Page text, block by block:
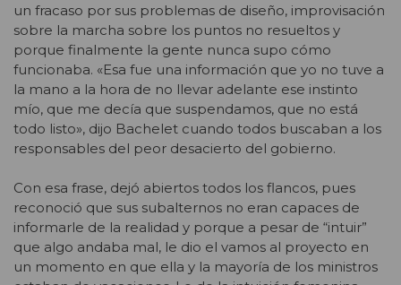
un fracaso por sus problemas de diseño, improvisación
sobre la marcha sobre los puntos no resueltos y
porque finalmente la gente nunca supo cómo
funcionaba. «Esa fue una información que yo no tuve a
la mano a la hora de no llevar adelante ese instinto
mío, que me decía que suspendamos, que no está
todo listo», dijo Bachelet cuando todos buscaban a los
responsables del peor desacierto del gobierno.
Con esa frase, dejó abiertos todos los flancos, pues
reconoció que sus subalternos no eran capaces de
informarle de la realidad y porque a pesar de “intuir”
que algo andaba mal, le dio el vamos al proyecto en
un momento en que ella y la mayoría de los ministros